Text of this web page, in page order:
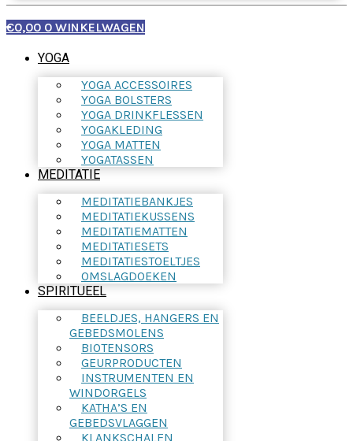
€0,00 0 WINKELWAGEN
YOGA
YOGA ACCESSOIRES
YOGA BOLSTERS
YOGA DRINKFLESSEN
YOGAKLEDING
YOGA MATTEN
YOGATASSEN
MEDITATIE
MEDITATIEBANKJES
MEDITATIEKUSSENS
MEDITATIEMATTEN
MEDITATIESETS
MEDITATIESTOELTJES
OMSLAGDOEKEN
SPIRITUEEL
BEELDJES, HANGERS EN
GEBEDSMOLENS
BIOTENSORS
GEURPRODUCTEN
INSTRUMENTEN EN
WINDORGELS
KATHA’S EN
GEBEDSVLAGGEN
KLANKSCHALEN